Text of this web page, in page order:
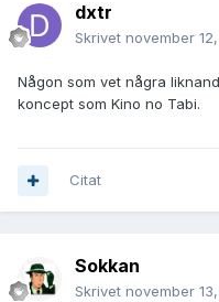
dxtr
Skrivet november
Någon som vet några
koncept som Kino no Tabi.
Citat
Sokkan
Skrivet november